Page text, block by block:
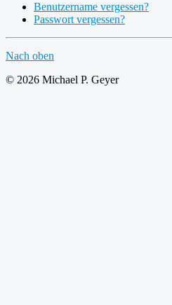
Benutzername vergessen?
Passwort vergessen?
Nach oben
© 2026 Michael P. Geyer